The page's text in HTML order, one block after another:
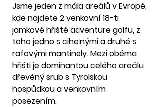
Jsme jeden z mála areálů v Evropě,
kde najdete 2 venkovní 18-ti
jamkové hřiště adventure golfu, z
toho jedno s cihelnými a druhé s
rafovými mantinely. Mezi oběma
hřišti je dominantou celého areálu
dřevěný srub s Tyrolskou
hospůdkou a venkovním
posezením.